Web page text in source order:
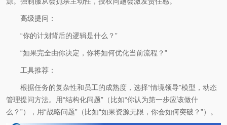
高级提问：
“你的计划背后的逻辑是什么？”
“如果完全由你决定，你将如何优化当前流程？”
工具推荐：
根据任务的复杂性和员工的成熟度，选择“情境领导”模型，动态
管理提问方法。用“结构化问题”（比如“你认为第一步应该做什
么？”），用“战略问题”（比如“如果资源无限，你会如何突破？”）。